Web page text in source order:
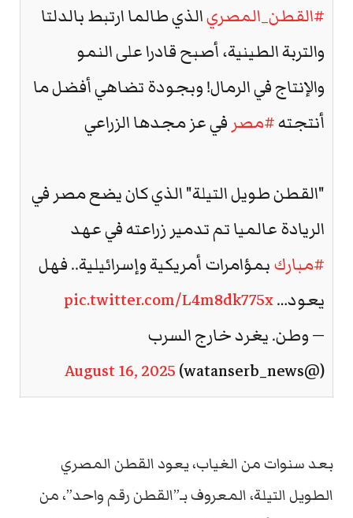
#القطن_المصريالذي طالما ارتبط بالدلتا
والتربة الطينية، أصبح قادرا على النمو
والإنتاج في الرمال! وبجودة تضاهي أفضل ما
أنتجته#مصر في عز مجدها الزراعي
"القطن طويل التيلة" الذي كان يضع مصر في
الريادة عالميا تم تدمير زراعته في عهد
#مباركبمؤامرات أمريكية وإسرائيلية.. فهل
يعود…pic.twitter.com/L4m8dk775x
— وطن. يغرد خارج السرب
(@watanserb_news)
August 16, 2025
بعد سنوات من الغياب، يعود القطن المصري
الطويل التيلة، المعروف بـ”القطن رقم واحد”، من